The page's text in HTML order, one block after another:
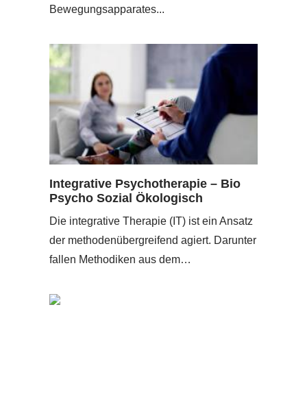
Bewegungsapparates...
Integrative Psychotherapie – Bio
Psycho Sozial Ökologisch
Die integrative Therapie (IT) ist ein Ansatz
der methodenübergreifend agiert. Darunter
fallen Methodiken aus dem…